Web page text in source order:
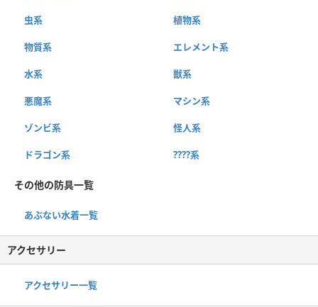
虫系 植物系
物質系 エレメント系
水系 獣系
悪魔系 マシン系
ゾンビ系 怪人系
ドラゴン系 ????系
その他の防具一覧
あぶない水着一覧
アクセサリー
アクセサリー一覧